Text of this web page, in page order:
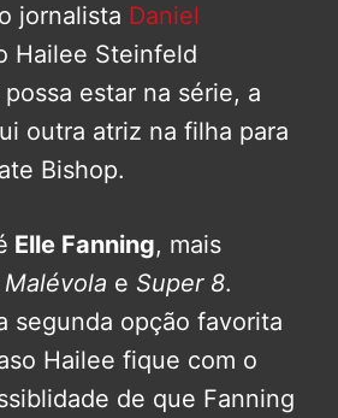
jornalista Daniel
Hailee Steinfeld
estar na série, a
outra atriz na filha para
Bishop.
Elle Fanning, mais
Malévola e Super 8.
segunda opção favorita
Hailee fique com o
de que Fanning